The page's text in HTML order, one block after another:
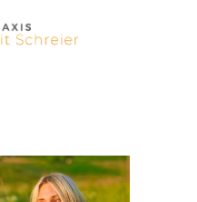
SCHREIER
und Meditation